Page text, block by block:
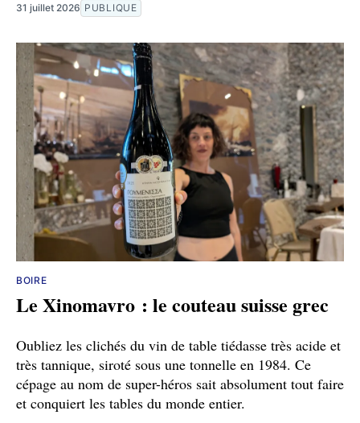
31 juillet 2026 PUBLIQUE
BOIRE
Le Xinomavro : le couteau suisse grec
Oubliez les clichés du vin de table tiédasse très acide et
très tannique, siroté sous une tonnelle en 1984. Ce
cépage au nom de super-héros sait absolument tout faire
et conquiert les tables du monde entier.